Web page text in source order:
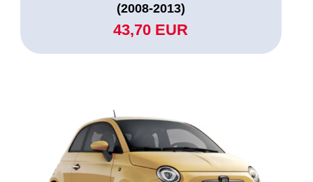
(2008-2013)
43,70 EUR